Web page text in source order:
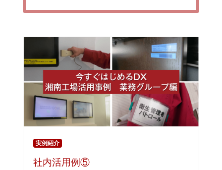
実例紹介
社内活用例⑤